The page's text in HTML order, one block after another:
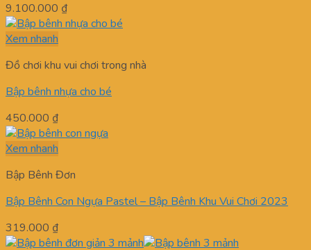
9.100.000 ₫
Xem nhanh
Đồ chơi khu vui chơi trong nhà
Bập bênh nhựa cho bé
450.000 ₫
Xem nhanh
Bập Bênh Đơn
Bập Bênh Con Ngựa Pastel – Bập Bênh Khu Vui Chơi 2023
319.000 ₫